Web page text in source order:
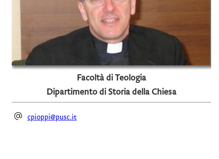
Facoltà di Teologia
Dipartimento di Storia della Chiesa
cpioppi@pusc.it